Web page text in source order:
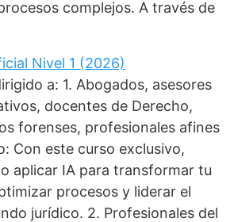
complejos. A través de
Nivel 1 (2026)
a: 1. Abogados, asesores
docentes de Derecho,
forenses, profesionales afines
Con este curso exclusivo,
aplicar IA para transformar tu
procesos y liderar el
jurídico. 2. Profesionales del